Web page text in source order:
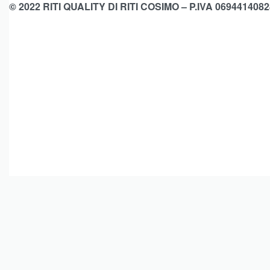
© 2022 RITI QUALITY DI RITI COSIMO – P.IVA